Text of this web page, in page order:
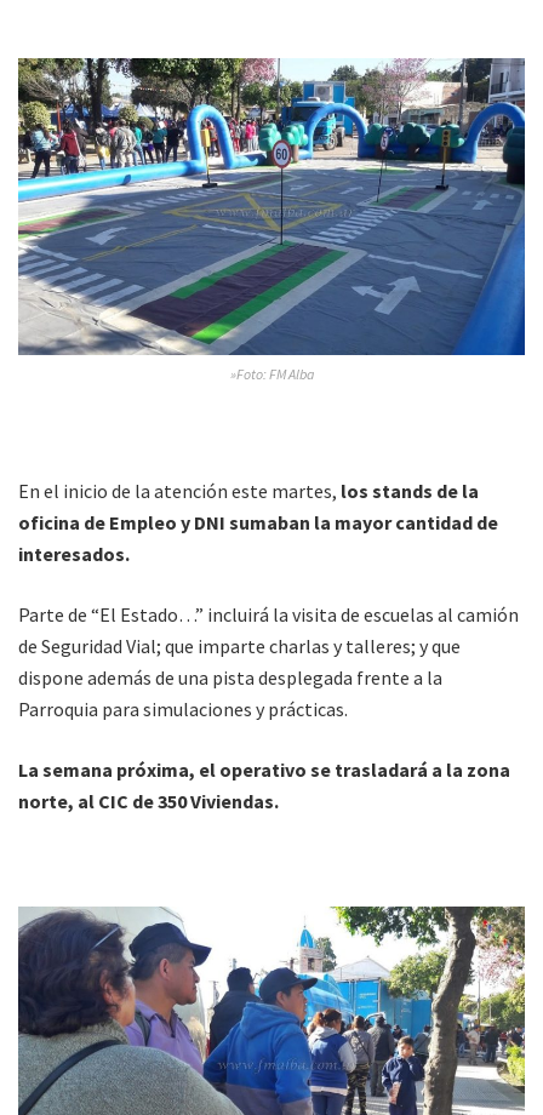
»Foto: FM Alba
En el inicio de la atención este martes, los stands de la
oficina de Empleo y DNI sumaban la mayor cantidad de
interesados.
Parte de “El Estado…” incluirá la visita de escuelas al camión
de Seguridad Vial; que imparte charlas y talleres; y que
dispone además de una pista desplegada frente a la
Parroquia para simulaciones y prácticas.
La semana próxima, el operativo se trasladará a la zona
norte, al CIC de 350 Viviendas.